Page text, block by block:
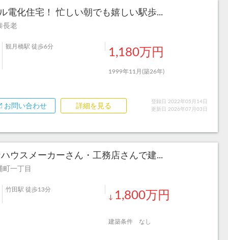
電化住宅！ 忙しい朝でも嬉しい駅歩...
長老
観月橋駅 徒歩6分 1,180万円
1999年11月(築26年)
お問い合わせ 詳細を見る
登録日 2022年05月14日
更新日 2026年07月03日
ウスメーカーさん・工務店さんで建...
一丁目
竹田駅 徒歩13分
↓ 1,800万円
建築条件 なし